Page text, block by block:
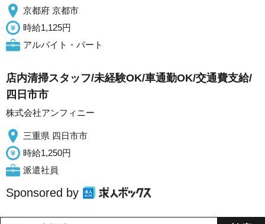
京都府 京都市
時給1,125円
アルバイト・パート
店内清掃スタッフ/未経験OK/車通勤OK/交通費支給/
四日市市
株式会社アンフィニー
三重県 四日市市
時給1,250円
派遣社員
Sponsored by